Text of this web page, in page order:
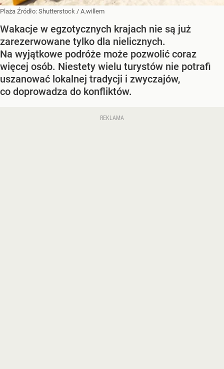
Plaża Źródło: Shutterstock / A.willem
Wakacje w egzotycznych krajach nie są już
zarezerwowane tylko dla nielicznych.
Na wyjątkowe podróże może pozwolić coraz
więcej osób. Niestety wielu turystów nie potrafi
uszanować lokalnej tradycji i zwyczajów,
co doprowadza do konfliktów.